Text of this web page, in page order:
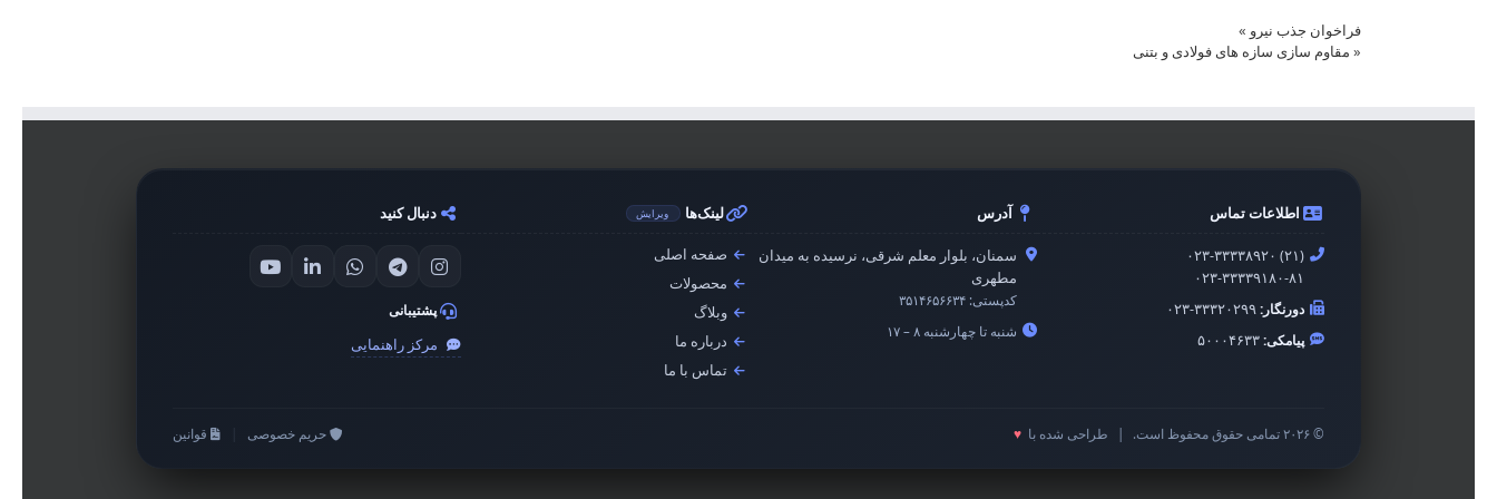
فراخوان جذب نیرو »
« مقاوم سازی سازه های فولادی و بتنی
اطلاعات تماس
۰۲۳-۳۳۳۳۸۹۲۰ (۲۱)
۰۲۳-۳۳۳۳۹۱۸۰-۸۱
دورنگار:۰۲۳-۳۳۳۲۰۲۹۹
پیامکی:۵۰۰۰۴۶۳۳
آدرس
سمنان، بلوار معلم شرقی، نرسیده به میدان
مطهری
کدپستی:۳۵۱۴۶۵۶۶۳۴
شنبه تا چهارشنبه ۸ – ۱۷
لینک‌ها ویرایش
صفحه اصلی
محصولات
وبلاگ
درباره ما
تماس با ما
دنبال کنید
پشتیبانی
مرکز راهنمایی
© ۲۰۲۶ تمامی حقوق محفوظ است. طراحی شده با ♥ حریم خصوصی قوانین